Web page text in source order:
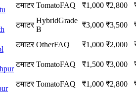
टमाटर TomatoFAQ ₹1,000 ₹2,800
टमाटर
HybridGrade
B
₹3,000 ₹3,500
टमाटर OtherFAQ ₹1,000 ₹2,000
टमाटर TomatoFAQ ₹1,500 ₹3,000
टमाटर TomatoFAQ ₹1,000 ₹2,800